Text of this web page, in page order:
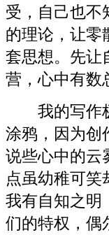
受，自己也不
的理论，让零
套思想。先让
营，心中有数
我的写作极
涂鸦，因为创
说些心中的云
点虽幼稚可笑
我有自知之明
们的特权，偶